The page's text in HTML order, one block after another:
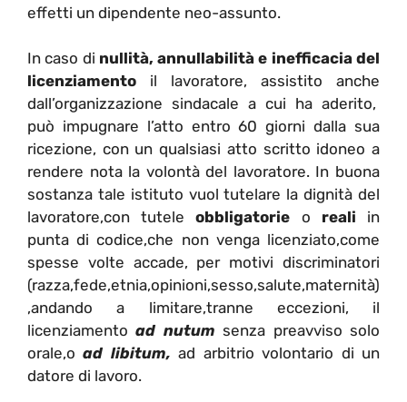
effetti un dipendente neo-assunto.
In caso di nullità, annullabilità e inefficacia del
licenziamento
il lavoratore, assistito anche
dall’organizzazione sindacale a cui ha aderito,
può impugnare l’atto entro 60 giorni dalla sua
ricezione, con un qualsiasi atto scritto idoneo a
rendere nota la volontà del lavoratore. In buona
sostanza tale istituto vuol tutelare la dignità del
lavoratore,con tuteleobbligatorie o reali in
punta di codice,che non venga licenziato,come
spesse volte accade, per motivi discriminatori
(razza,fede,etnia,opinioni,sesso,salute,maternità)
,andando a limitare,tranne eccezioni, il
licenziamentoad nutum senza preavviso solo
orale,oad libitum,ad arbitrio volontario di un
datore di lavoro.